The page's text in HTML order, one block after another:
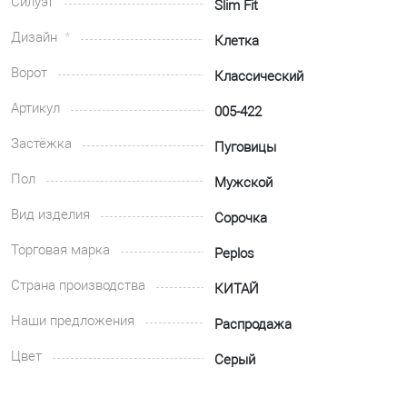
Slim Fit
Дизайн
Клетка
Ворот
Классический
Артикул
005-422
Застёжка
Пуговицы
Пол
Мужской
Вид изделия
Сорочка
Торговая марка
Peplos
Страна производства
КИТАЙ
Наши предложения
Распродажа
Цвет
Серый